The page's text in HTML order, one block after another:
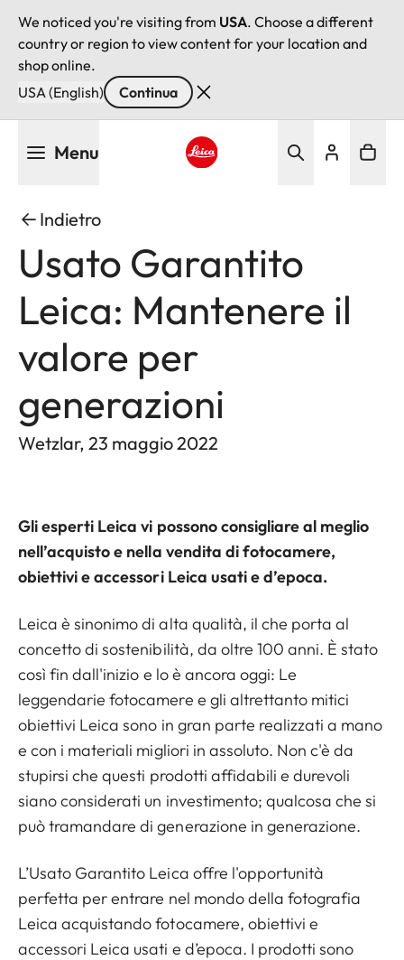
We noticed you're visiting from USA. Choose a different
country or region to view content for your location and
shop online.
USA (English)
Continua
Menu
Indietro
Usato Garantito
Leica: Mantenere il
valore per
generazioni
Wetzlar, 23 maggio 2022
Gli esperti Leica vi possono consigliare al meglio
nell’acquisto e nella vendita di fotocamere,
obiettivi e accessori Leica usati e d’epoca.
Leica è sinonimo di alta qualità, il che porta al
concetto di sostenibilità, da oltre 100 anni. È stato
così fin dall'inizio e lo è ancora oggi: Le
leggendarie fotocamere e gli altrettanto mitici
obiettivi Leica sono in gran parte realizzati a mano
e con i materiali migliori in assoluto. Non c'è da
stupirsi che questi prodotti affidabili e durevoli
siano considerati un investimento; qualcosa che si
può tramandare di generazione in generazione.
L’Usato Garantito Leica offre l'opportunità
perfetta per entrare nel mondo della fotografia
Leica acquistando fotocamere, obiettivi e
accessori Leica usati e d’epoca. I prodotti sono